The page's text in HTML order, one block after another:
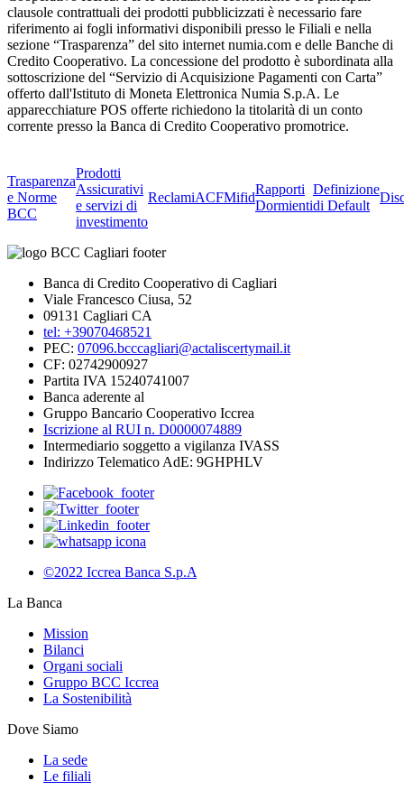
clausole contrattuali dei prodotti pubblicizzati è necessario fare
riferimento ai fogli informativi disponibili presso le Filiali e nella
sezione “Trasparenza” del sito internet numia.com e delle Banche di
Credito Cooperativo. La concessione del prodotto è subordinata alla
sottoscrizione del “Servizio di Acquisizione Pagamenti con Carta”
offerto dall'Istituto di Moneta Elettronica Numia S.p.A. Le
apparecchiature POS offerte richiedono la titolarità di un conto
corrente presso la Banca di Credito Cooperativo promotrice.
Trasparenza
e Norme
BCC
Prodotti
Assicurativi
e servizi di
investimento
ReclamiACFMifid
Rapporti
Dormienti
Definizione
di Default
Banca di Credito Cooperativo di Cagliari
Viale Francesco Ciusa, 52
09131 Cagliari CA
tel: +39070468521
PEC: 07096.bcccagliari@actaliscertymail.it
CF: 02742900927
Partita IVA 15240741007
Banca aderente al
Gruppo Bancario Cooperativo Iccrea
Iscrizione al RUI n. D0000074889
Intermediario soggetto a vigilanza IVASS
Indirizzo Telematico AdE: 9GHPHLV
©2022 Iccrea Banca S.p.A
La Banca
Mission
Bilanci
Organi sociali
Gruppo BCC Iccrea
La Sostenibilità
Dove Siamo
La sede
Le filiali